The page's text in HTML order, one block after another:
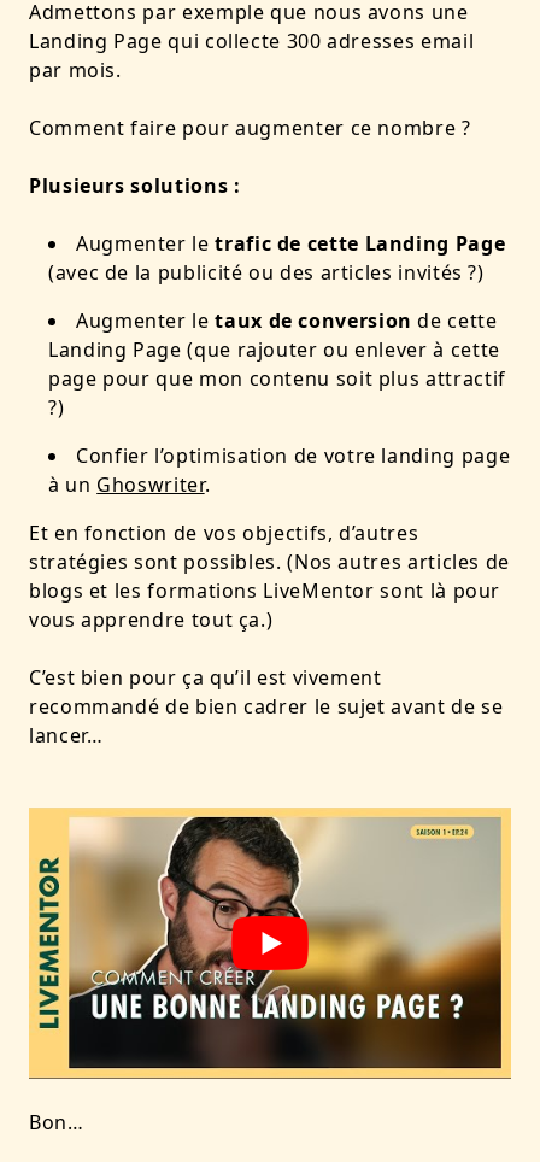
Admettons par exemple que nous avons une
Landing Page qui collecte 300 adresses email
par mois.
Comment faire pour augmenter ce nombre ?
Plusieurs solutions :
Augmenter letrafic de cette Landing Page
(avec de la publicité ou des articles invités ?)
Augmenter letaux de conversion de cette
Landing Page (que rajouter ou enlever à cette
page pour que mon contenu soit plus attractif
?)
Confier l’optimisation de votre landing page
à un Ghoswriter.
Et en fonction de vos objectifs, d’autres
stratégies sont possibles. (Nos autres articles de
blogs et les formations LiveMentor sont là pour
vous apprendre tout ça.)
C’est bien pour ça qu’il est vivement
recommandé de bien cadrer le sujet avant de se
lancer…
Bon…